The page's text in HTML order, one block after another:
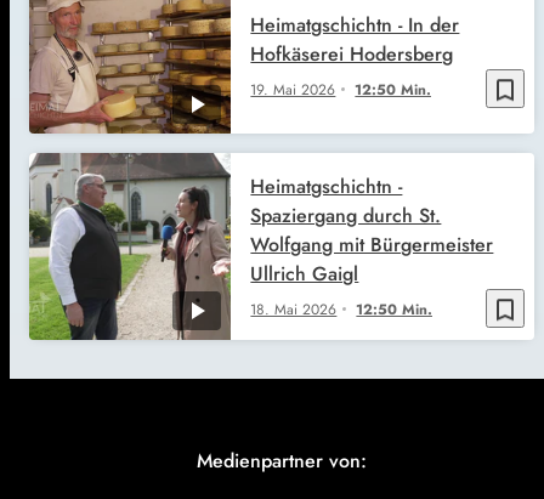
bookmark_border
19. Mai 2026 12:50 Min.
Heimatgschichtn - In der
Hofkäserei Hodersberg
bookmark_border
18. Mai 2026 12:50 Min.
Heimatgschichtn -
Spaziergang durch St.
Wolfgang mit Bürgermeister
Ullrich Gaigl
Medienpartner von: